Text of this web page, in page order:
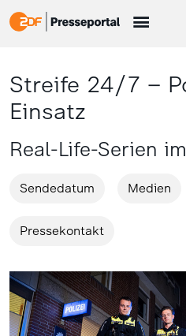
Streife 24/7 –
Einsatz
Real-Life-Serien
Sendedatum Medien
Pressekontakt